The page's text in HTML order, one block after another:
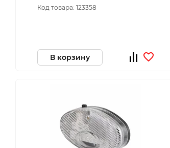
Код товара: 123358
В корзину